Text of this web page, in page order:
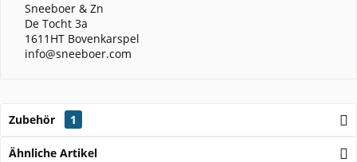
Sneeboer & Zn
De Tocht 3a
1611HT Bovenkarspel
info@sneeboer.com
Zubehör 1
Ähnliche Artikel